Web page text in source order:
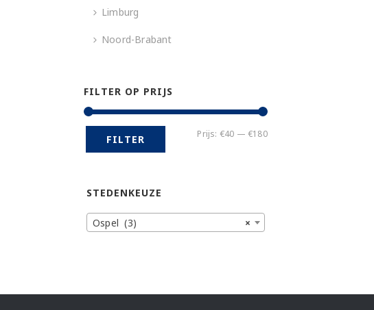
Limburg
Noord-Brabant
FILTER OP PRIJS
Min.
Max.
FILTER Prijs: €40 — €180
STEDENKEUZE
×
Ospel (3)